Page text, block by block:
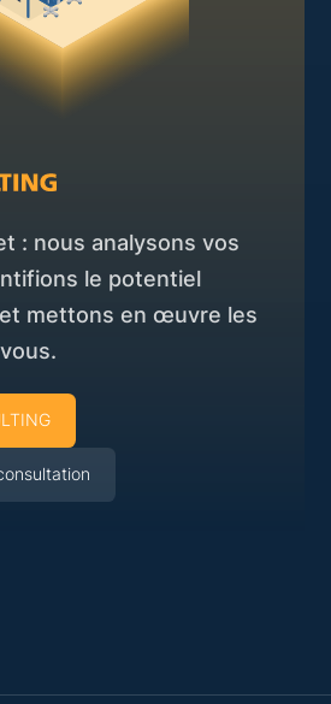
: nous analysons vos
le potentiel
mettons en œuvre les